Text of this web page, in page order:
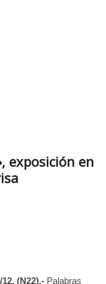
exposición en
(N22).- Palabras